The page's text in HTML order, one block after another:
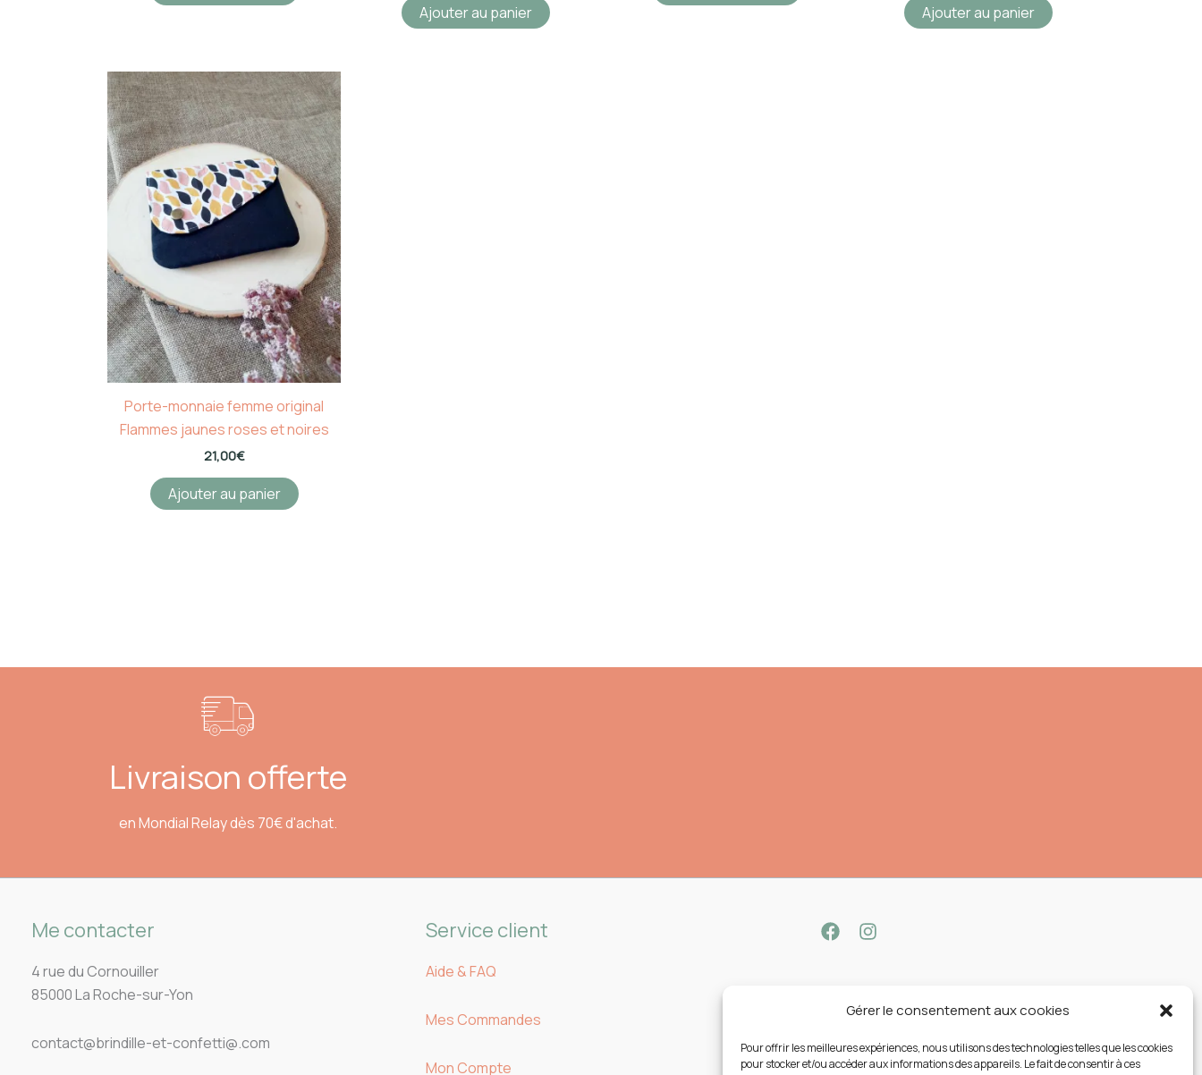
Gérer le consentement aux cookies
Pour offrir les meilleures expériences, nous utilisons des technologies telles que les cookies
pour stocker et/ou accéder aux informations des appareils. Le fait de consentir à ces
Ajouter au panier Ajouter au panier
Porte-monnaie femme original
Flammes jaunes roses et noires
21,00€
Ajouter au panier
Livraison offerte
en Mondial Relay dès 70€ d'achat.
Me contacter
4 rue du Cornouiller
85000 La Roche-sur-Yon
contact@brindille-et-confetti@.com
Service client
Aide & FAQ
Mes Commandes
Mon Compte